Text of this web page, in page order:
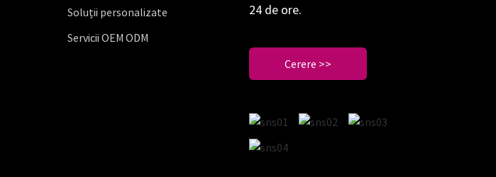
Soluții personalizate
Servicii OEM ODM
24 de ore.
Cerere >>